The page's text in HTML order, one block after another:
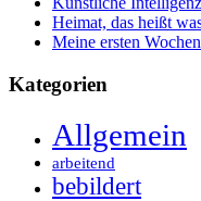
Heimat, das heißt
Meine ersten
Kategorien
Allgemein
arbeitend
bebildert